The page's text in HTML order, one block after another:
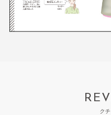
クチ